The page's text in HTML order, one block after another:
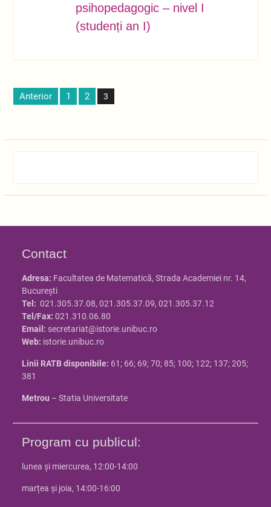
psihopedagogic – nivel I
(studenți an I)
Paginație
articole
Anterior 1 2 3
Contact
Adresa: Facultatea de Matematică, Strada Academiei nr. 14,
Bucureşti
Tel: 021.305.37.08, 021.305.37.09, 021.305.37.12
Tel/Fax: 021.310.06.80
Email: secretariat@istorie.unibuc.ro
Web: istorie.unibuc.ro
Linii RATB disponibile: 61; 66; 69; 70; 85; 100; 122; 137; 205;
381
Metrou – Statia Universitate
Program cu publicul:
lunea și miercurea, 12:00-14:00
marțea și joia, 14:00-16:00